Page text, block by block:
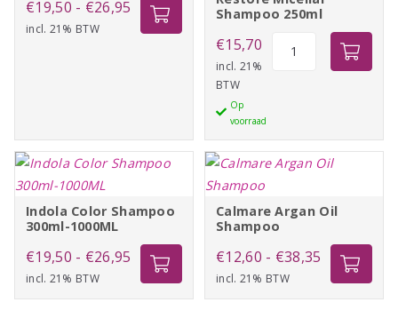
€19,50 - €26,95 Prijsklasse:
€19,50
incl. 21% BTW
Shampoo 250ml
€15,70
incl. 21%
BTW
Op
voorraad
Schwarzkopf
Shampoo
250ml
Indola Color Shampoo
300ml-1000ML
€19,50 - €26,95 Prijsklasse:
€19,50
tot
incl. 21% BTW
Calmare Argan Oil
Shampoo
€12,60 - €38,35 Prijsklasse:
€12,60
tot
incl. 21% BTW